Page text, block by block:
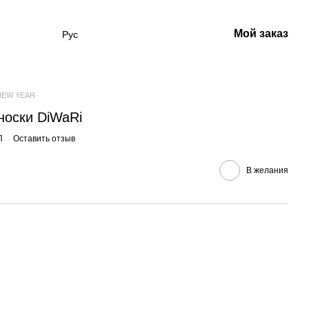
Рус Мой заказ
YEAR
DiWaRi
Оставить отзыв
В желания